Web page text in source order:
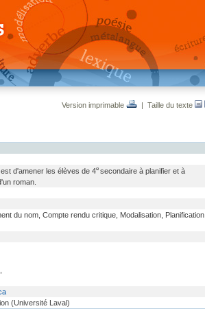
Version imprimable | Taille du texte
d'amener les élèves de 4e secondaire à planifier et à
roman.
du nom, Compte rendu critique, Modalisation, Planification
(Université Laval)